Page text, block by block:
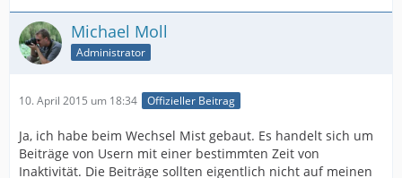
Michael Moll
Administrator
10. April 2015 um 18:34 Offizieller Beitrag
Ja, ich habe beim Wechsel Mist gebaut. Es handelt sich um
Beiträge von Usern mit einer bestimmten Zeit von
Inaktivität. Die Beiträge sollten eigentlich nicht auf meinen